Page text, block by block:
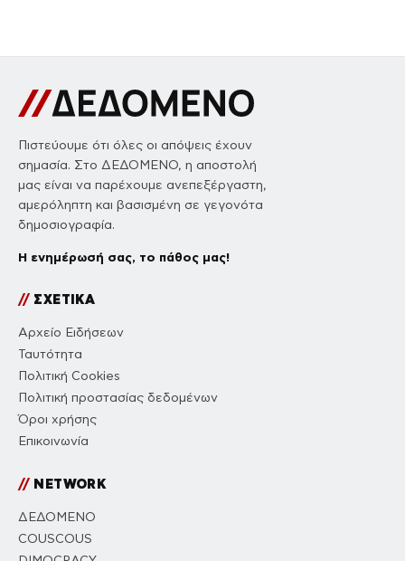
Πιστεύουμε ότι όλες οι απόψεις έχουν
σημασία. Στο ΔΕΔΟΜΕΝΟ, η αποστολή
μας είναι να παρέχουμε ανεπεξέργαστη,
αμερόληπτη και βασισμένη σε γεγονότα
δημοσιογραφία.
Η ενημέρωσή σας, το πάθος μας!
//ΣΧΕΤΙΚΑ
Αρχείο Ειδήσεων
Ταυτότητα
Πολιτική Cookies
Πολιτική προστασίας δεδομένων
Όροι χρήσης
Επικοινωνία
//NETWORK
ΔΕΔΟΜΕΝΟ
COUSCOUS